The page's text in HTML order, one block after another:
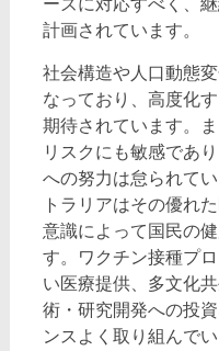
計画されています。
社会構造や人口動態
なっており、高度化
期待されています。
リスクにも敏感であ
への努力は怠られて
トラリアはその優れ
意識によって国民の
す。ワクチン接種プ
い医療提供、多文化
術・研究開発への投
ンスよく取り組んで